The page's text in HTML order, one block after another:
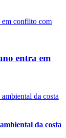
entra em
da costa